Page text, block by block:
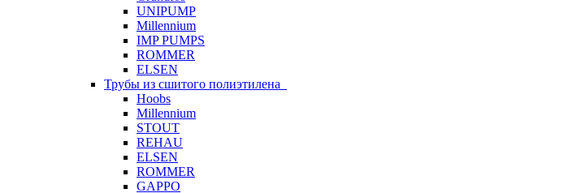
UNIPUMP
Millennium
IMP PUMPS
ROMMER
ELSEN
Трубы из сшитого полиэтилена
Hoobs
Millennium
STOUT
REHAU
ELSEN
ROMMER
GAPPO